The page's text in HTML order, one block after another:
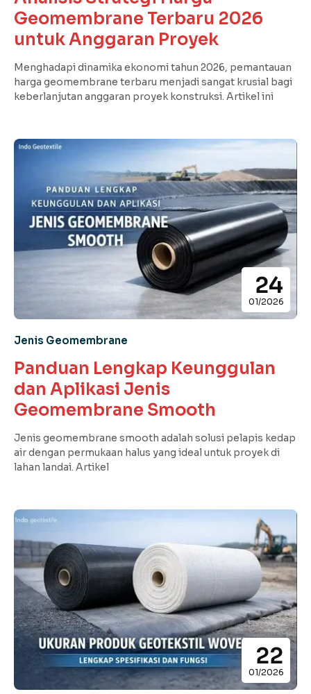
Geomembrane Terbaru 2026
untuk Anggaran Proyek
Menghadapi dinamika ekonomi tahun 2026, pemantauan
harga geomembrane terbaru menjadi sangat krusial bagi
keberlanjutan anggaran proyek konstruksi. Artikel ini
24
01/2026
Jenis Geomembrane
Panduan Lengkap Keunggulan
dan Aplikasi Jenis
Geomembrane Smooth
Jenis geomembrane smooth adalah solusi pelapis kedap
air dengan permukaan halus yang ideal untuk proyek di
lahan landai. Artikel
22
01/2026